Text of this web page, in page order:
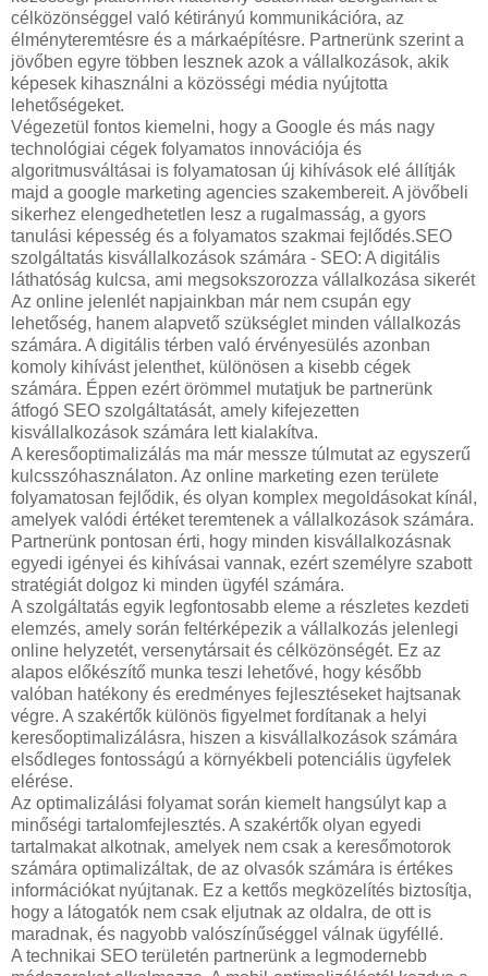
célközönséggel való kétirányú kommunikációra, az
élményteremtésre és a márkaépítésre. Partnerünk szerint a
jövőben egyre többen lesznek azok a vállalkozások, akik
képesek kihasználni a közösségi média nyújtotta
lehetőségeket.
Végezetül fontos kiemelni, hogy a Google és más nagy
technológiai cégek folyamatos innovációja és
algoritmusváltásai is folyamatosan új kihívások elé állítják
majd a google marketing agencies szakembereit. A jövőbeli
sikerhez elengedhetetlen lesz a rugalmasság, a gyors
tanulási képesség és a folyamatos szakmai fejlődés.SEO
szolgáltatás kisvállalkozások számára - SEO: A digitális
láthatóság kulcsa, ami megsokszorozza vállalkozása sikerét
Az online jelenlét napjainkban már nem csupán egy
lehetőség, hanem alapvető szükséglet minden vállalkozás
számára. A digitális térben való érvényesülés azonban
komoly kihívást jelenthet, különösen a kisebb cégek
számára. Éppen ezért örömmel mutatjuk be partnerünk
átfogó SEO szolgáltatását, amely kifejezetten
kisvállalkozások számára lett kialakítva.
A keresőoptimalizálás ma már messze túlmutat az egyszerű
kulcsszóhasználaton. Az online marketing ezen területe
folyamatosan fejlődik, és olyan komplex megoldásokat kínál,
amelyek valódi értéket teremtenek a vállalkozások számára.
Partnerünk pontosan érti, hogy minden kisvállalkozásnak
egyedi igényei és kihívásai vannak, ezért személyre szabott
stratégiát dolgoz ki minden ügyfél számára.
A szolgáltatás egyik legfontosabb eleme a részletes kezdeti
elemzés, amely során feltérképezik a vállalkozás jelenlegi
online helyzetét, versenytársait és célközönségét. Ez az
alapos előkészítő munka teszi lehetővé, hogy később
valóban hatékony és eredményes fejlesztéseket hajtsanak
végre. A szakértők különös figyelmet fordítanak a helyi
keresőoptimalizálásra, hiszen a kisvállalkozások számára
elsődleges fontosságú a környékbeli potenciális ügyfelek
elérése.
Az optimalizálási folyamat során kiemelt hangsúlyt kap a
minőségi tartalomfejlesztés. A szakértők olyan egyedi
tartalmakat alkotnak, amelyek nem csak a keresőmotorok
számára optimalizáltak, de az olvasók számára is értékes
információkat nyújtanak. Ez a kettős megközelítés biztosítja,
hogy a látogatók nem csak eljutnak az oldalra, de ott is
maradnak, és nagyobb valószínűséggel válnak ügyféllé.
A technikai SEO területén partnerünk a legmodernebb